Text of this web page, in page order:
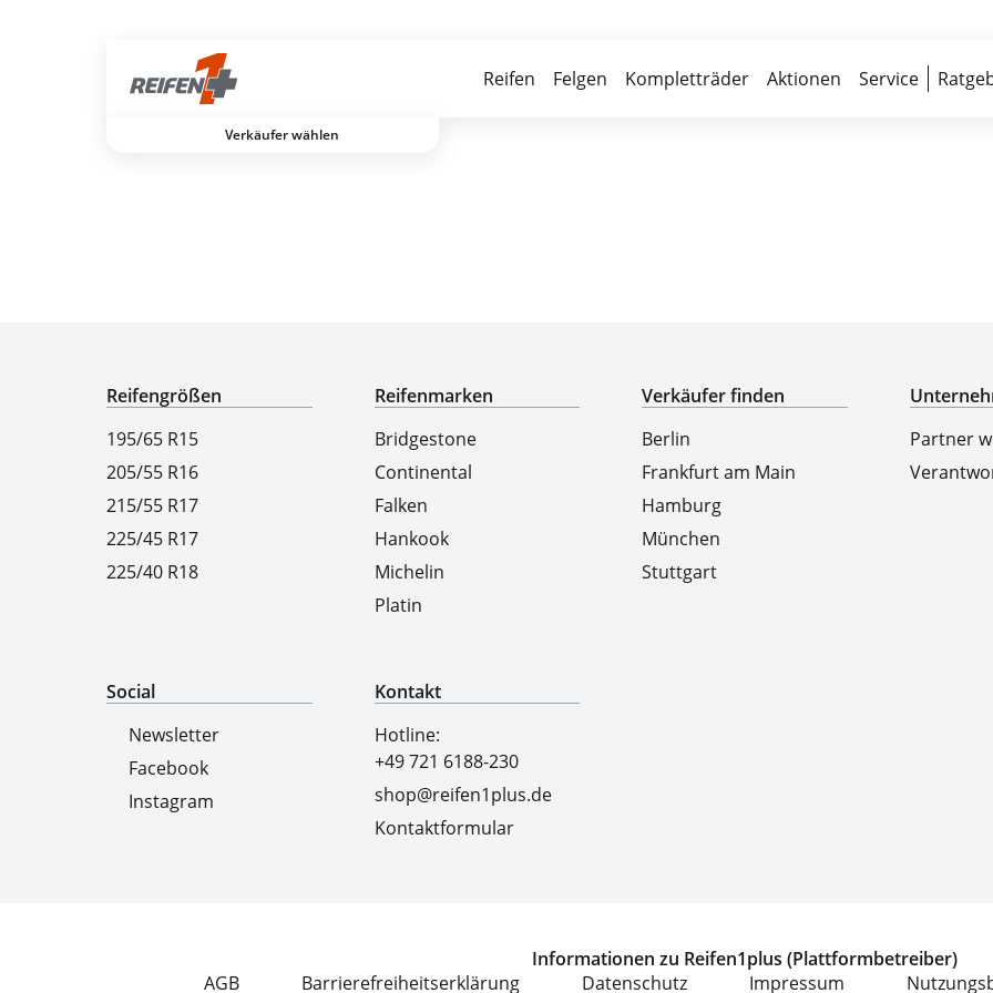
Verkäufer wählen
Reifen Felgen Kompletträder Aktionen Service
Reifengrößen
195/65 R15
205/55 R16
215/55 R17
225/45 R17
225/40 R18
Reifenmarken
Bridgestone
Continental
Falken
Hankook
Michelin
Platin
Verkäufer finden
Berlin
Frankfurt am Main
Hamburg
München
Stuttgart
Partner
Social
Newsletter
Facebook
Instagram
Kontakt
Hotline:
+49 721 6188-230
shop@reifen1plus.de
Kontaktformular
Informationen zu Reifen1plus (Plattformbetreiber)
AGB
Barrierefreiheitserklärung Datenschutz Impressum